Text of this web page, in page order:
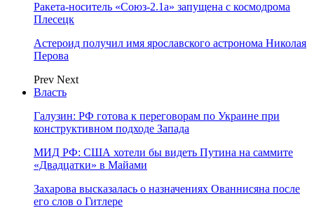
Ракета-носитель «Союз-2.1а» запущена с космодрома
Плесецк
Астероид получил имя ярославского астронома Николая
Перова
Prev Next
Власть
Галузин: РФ готова к переговорам по Украине при
конструктивном подходе Запада
МИД РФ: США хотели бы видеть Путина на саммите
«Двадцатки» в Майами
Захарова высказалась о назначениях Ованнисяна после
его слов о Гитлере